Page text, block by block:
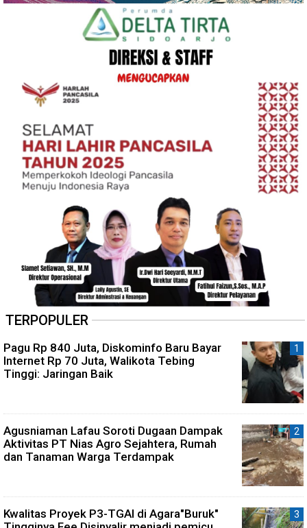
TERPOPULER
Pagu Rp 840 Juta, Diskominfo Baru Bayar
Internet Rp 70 Juta, Walikota Tebing
Tinggi: Jaringan Baik
Agusniaman Lafau Soroti Dugaan Dampak
Aktivitas PT Nias Agro Sejahtera, Rumah
dan Tanaman Warga Terdampak
Kwalitas Proyek P3-TGAI di Agara"Buruk"